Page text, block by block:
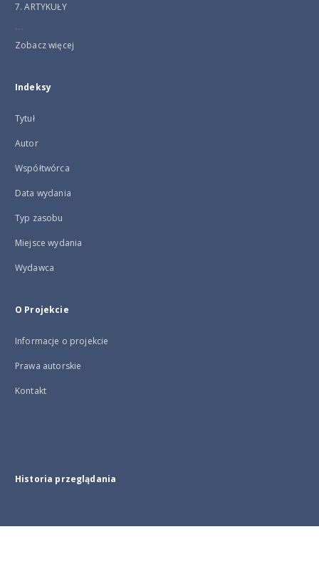
7. ARTYKUŁY
...
Zobacz więcej
Indeksy
Tytuł
Autor
Współtwórca
Data wydania
Typ zasobu
Miejsce wydania
Wydawca
O Projekcie
Informacje o projekcie
Prawa autorskie
Kontakt
Historia przeglądania